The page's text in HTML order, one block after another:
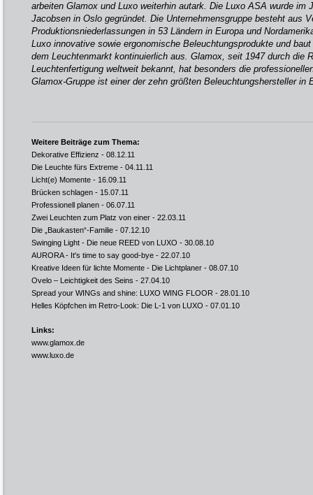
arbeiten Glamox und Luxo weiterhin autark. Die Luxo ASA wurde im
Jacobsen in Oslo gegründet. Die Unternehmensgruppe besteht aus
Produktionsniederlassungen in 53 Ländern in Europa und
Luxo innovative sowie ergonomische Beleuchtungsprodukte und
dem Leuchtenmarkt kontinuierlich aus. Glamox, seit 1947 durch die
Leuchtenfertigung weltweit bekannt, hat besonders die
Glamox-Gruppe ist einer der zehn größten Beleuchtungshersteller in
Weitere Beiträge zum Thema:
Dekorative Effizienz - 08.12.11
Die Leuchte fürs Extreme - 04.11.11
Licht(e) Momente - 16.09.11
Brücken schlagen - 15.07.11
Professionell planen - 06.07.11
Zwei Leuchten zum Platz von einer - 22.03.11
Die „Baukasten“-Familie - 07.12.10
Swinging Light - Die neue REED von LUXO - 30.08.10
AURORA - It's time to say good-bye - 22.07.10
Kreative Ideen für lichte Momente - Die Lichtplaner - 08.07.10
Ovelo – Leichtigkeit des Seins - 27.04.10
Spread your WINGs and shine: LUXO WING FLOOR - 28.01.10
Helles Köpfchen im Retro-Look: Die L-1 von LUXO - 07.01.10
Links:
www.glamox.de
www.luxo.de